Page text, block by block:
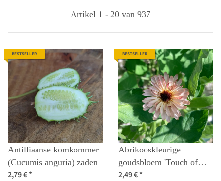
Artikel 1 - 20 van 937
BESTSELLER
Antilliaanse komkommer
(Cucumis anguria) zaden
2,79 €*
BESTSELLER
Abrikooskleurige
goudsbloem 'Touch of
Red Buff' (Calendula
2,49 €*